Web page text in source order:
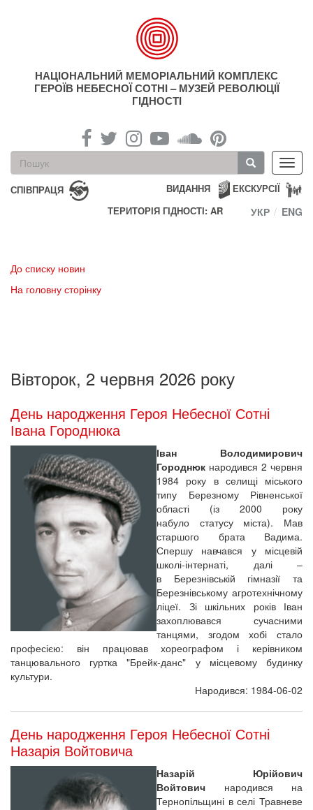
НАЦІОНАЛЬНИЙ МЕМОРІАЛЬНИЙ КОМПЛЕКС
ГЕРОЇВ НЕБЕСНОЇ СОТНІ – МУЗЕЙ РЕВОЛЮЦІЇ
ГІДНОСТІ
Пошукова
форма
Пошук
СПІВПРАЦЯ ЕКСКУРСІЇ
ВИДАННЯ
ТЕРИТОРІЯ ГІДНОСТІ: AR
УКР ENG
До списку новин
На головну сторінку
Вівторок, 2 червня 2026 року
День народження Героя Небесної Сотні
Івана Городнюка
Іван Володимирович
Городнюк народився 2 червня
1984 року в селищі міського
типу Березному Рівненської
області (із 2000 року
набуло статусу міста). Мав
старшого брата Вадима.
Спершу навчався у місцевій
школі-інтернаті, далі –
в Березнівській гімназії та
Березнівському агротехнічному
ліцеї. Зі шкільних років Іван
захоплювався сучасними
танцями, згодом хобі стало
професією: він працював хореографом і керівником
танцювального гуртка "Брейк-данс" у місцевому будинку
культури.
Народився: 1984-06-02
День народження Героя Небесної Сотні
Назарія Войтовича
Назарій Юрійович
Войтович народився на
Тернопільщині в селі Травневе